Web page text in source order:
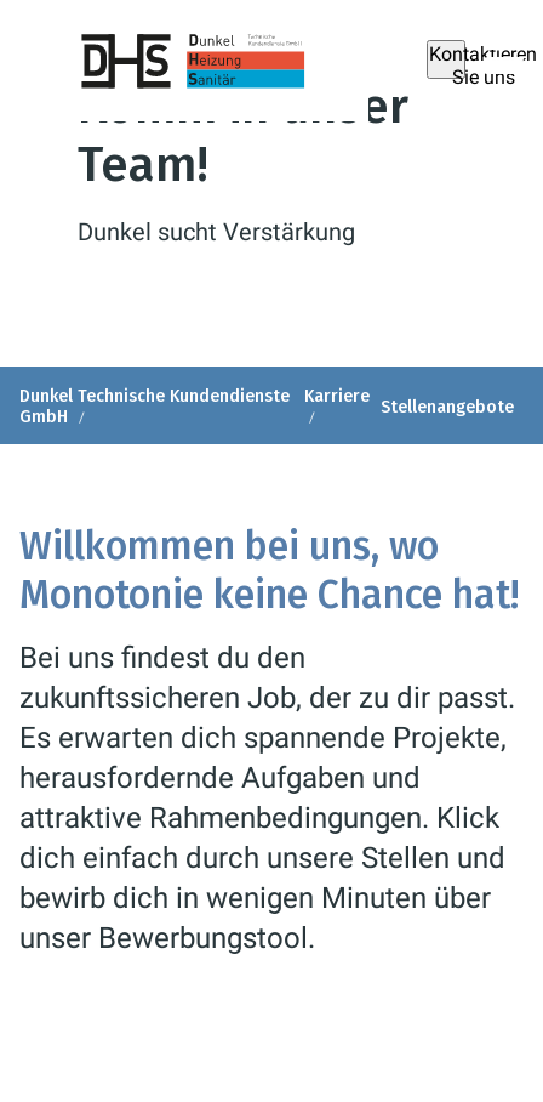
Kontaktieren
Sie uns
Komm in unser
Team!
Dunkel sucht Verstärkung
Dunkel Technische Kundendienste
GmbH
Karriere Stellenangebote
Willkommen bei uns, wo
Monotonie keine Chance hat!
Bei uns findest du den
zukunftssicheren Job, der zu dir passt.
Es erwarten dich spannende Projekte,
herausfordernde Aufgaben und
attraktive Rahmenbedingungen. Klick
dich einfach durch unsere Stellen und
bewirb dich in wenigen Minuten über
unser Bewerbungstool.